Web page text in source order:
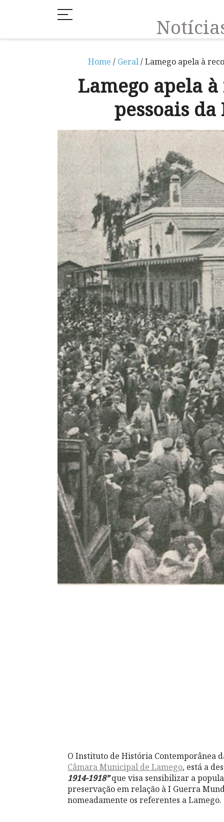
Home / Geral/ Lamego apela à
Lamego apela
pessoais
O Instituto de História Contemporânea
Câmara Municipal de Lamego, está a
1914-1918”que visa sensibilizar a
preservação em relação à I Guerra
nomeadamente os referentes a Lamego.